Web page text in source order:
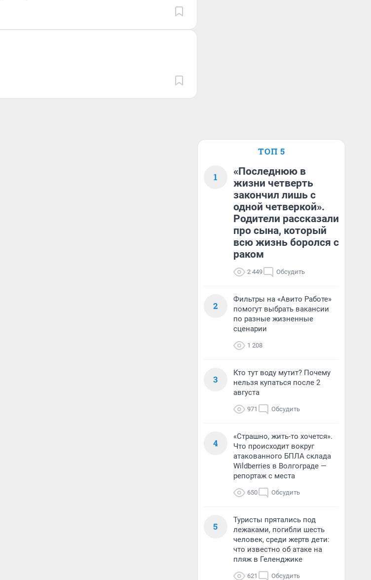
ТОП 5
1
«Последнюю в
жизни четверть
закончил лишь с
одной четверкой».
Родители рассказали
про сына, который
всю жизнь боролся с
раком
2 449 Обсудить
2
Фильтры на «Авито Работе»
помогут выбрать вакансии
по разные жизненные
сценарии
1 208
3
Кто тут воду мутит? Почему
нельзя купаться после 2
августа
971 Обсудить
4
«Страшно, жить-то хочется».
Что происходит вокруг
атакованного БПЛА склада
Wildberries в Волгограде —
репортаж с места
650 Обсудить
5
Туристы прятались под
лежаками, погибли шесть
человек, среди жертв дети:
что известно об атаке на
пляж в Геленджике
621 Обсудить